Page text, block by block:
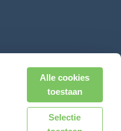
Alle cookies
toestaan
Selectie